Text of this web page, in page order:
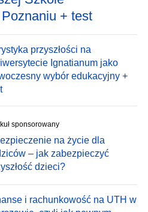
+ test
przyszłości na
Ignatianum jako
wybór edukacyjny +
sponsorowany
na życie dla
– jak zabezpieczyć
dzieci?
i rachunkowość na UTH w